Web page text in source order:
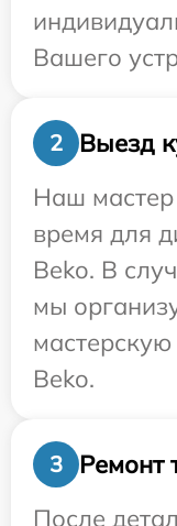
Вашего
2
Выезд
Наш мастер
время для
Beko. В
мы
Beko.
3
Ремонт
После